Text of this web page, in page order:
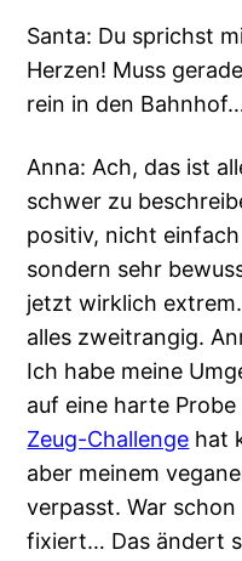
Santa: Du sprichst
Herzen! Muss
rein in den
Anna: Ach, das ist
schwer zu
positiv, nicht
sondern sehr
jetzt wirklich
alles zweitrangig.
Ich habe meine
auf eine harte
Zeug-Challenge hat
aber meinem
verpasst. War
fixiert… Das ändert